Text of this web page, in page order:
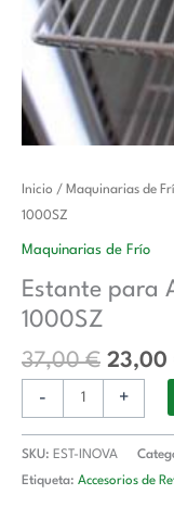
Inicio / Maquinarias de
1000SZ
Maquinarias de Frío
Estante para
1000SZ
37,00€
El
original
37,00
23,00
-
Estante
para
Armario
INOVA
1000SZ
+
SKU: EST-INOVA
Etiqueta: Accesorios de